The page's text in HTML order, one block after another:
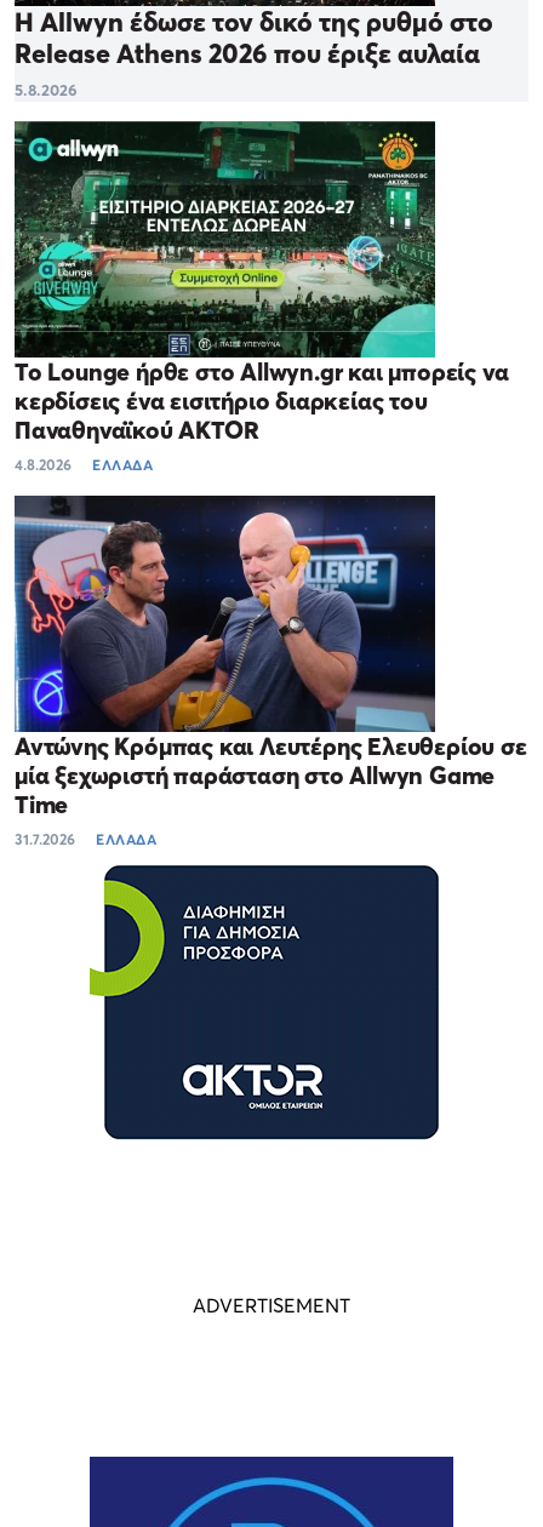
Η Allwyn έδωσε τον δικό της ρυθμό στο
Release Athens 2026 που έριξε αυλαία
5.8.2026
Το Lounge ήρθε στο Allwyn.gr και μπορείς να
κερδίσεις ένα εισιτήριο διαρκείας του
Παναθηναϊκού AKTOR
4.8.2026 ΕΛΛΑΔΑ
Αντώνης Κρόμπας και Λευτέρης Ελευθερίου σε
μία ξεχωριστή παράσταση στο Allwyn Game
Time
31.7.2026 ΕΛΛΑΔΑ